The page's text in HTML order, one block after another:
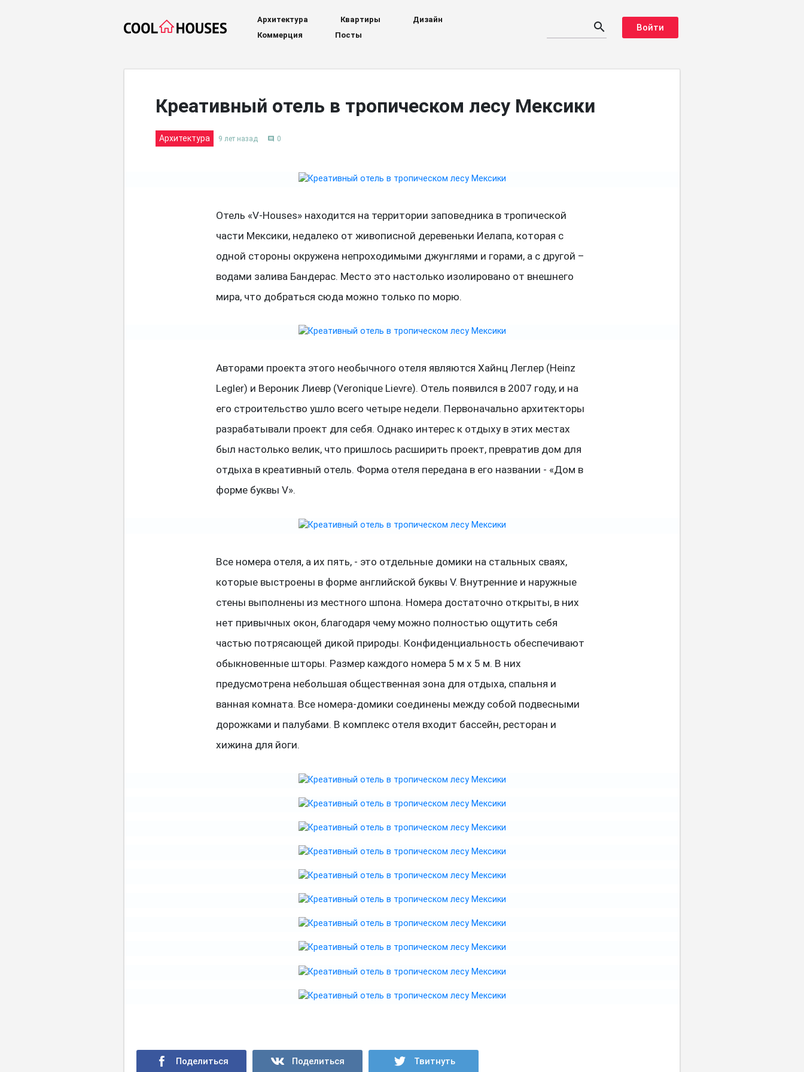
Архитектура Квартиры
Дизайн
Коммерция
Посты
search Войти
Креативный отель в тропическом лесу Мексики
Архитектура 9 лет назад comment 0
Отель «V-Houses» находится на территории заповедника в тропической
части Мексики, недалеко от живописной деревеньки Иелапа, которая с
одной стороны окружена непроходимыми джунглями и горами, а с другой –
водами залива Бандерас. Место это настолько изолировано от внешнего
мира, что добраться сюда можно только по морю.
Авторами проекта этого необычного отеля являются Хайнц Леглер (Heinz
Legler) и Вероник Лиевр (Veronique Lievre). Отель появился в 2007 году, и на
его строительство ушло всего четыре недели. Первоначально архитекторы
разрабатывали проект для себя. Однако интерес к отдыху в этих местах
был настолько велик, что пришлось расширить проект, превратив дом для
отдыха в креативный отель. Форма отеля передана в его названии - «Дом в
форме буквы V».
Все номера отеля, а их пять, - это отдельные домики на стальных сваях,
которые выстроены в форме английской буквы V. Внутренние и наружные
стены выполнены из местного шпона. Номера достаточно открыты, в них
нет привычных окон, благодаря чему можно полностью ощутить себя
частью потрясающей дикой природы. Конфиденциальность обеспечивают
обыкновенные шторы. Размер каждого номера 5 м х 5 м. В них
предусмотрена небольшая общественная зона для отдыха, спальня и
ванная комната. Все номера-домики соединены между собой подвесными
дорожками и палубами. В комплекс отеля входит бассейн, ресторан и
хижина для йоги.